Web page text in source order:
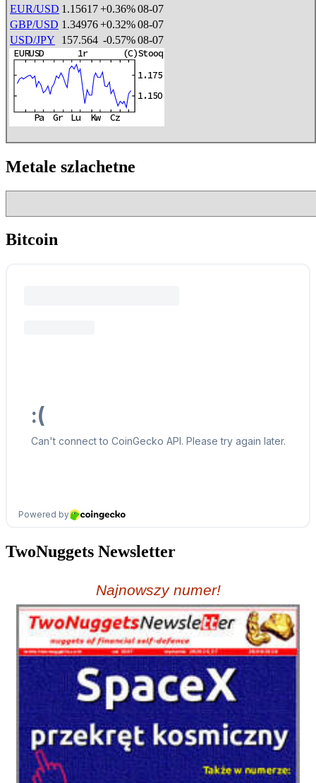
EUR/USD 1.15617+0.36%08-07
GBP/USD 1.34976+0.32%08-07
USD/JPY
157.564 -0.57%08-07
Metale szlachetne
Bitcoin
TwoNuggets Newsletter
Najnowszy numer!